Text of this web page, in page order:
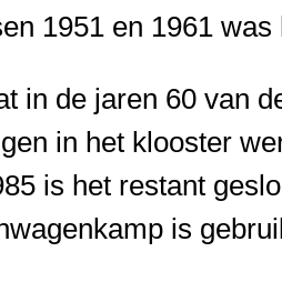
1951 en 1961
in de jaren 60 van
in het klooster
is het restant
is